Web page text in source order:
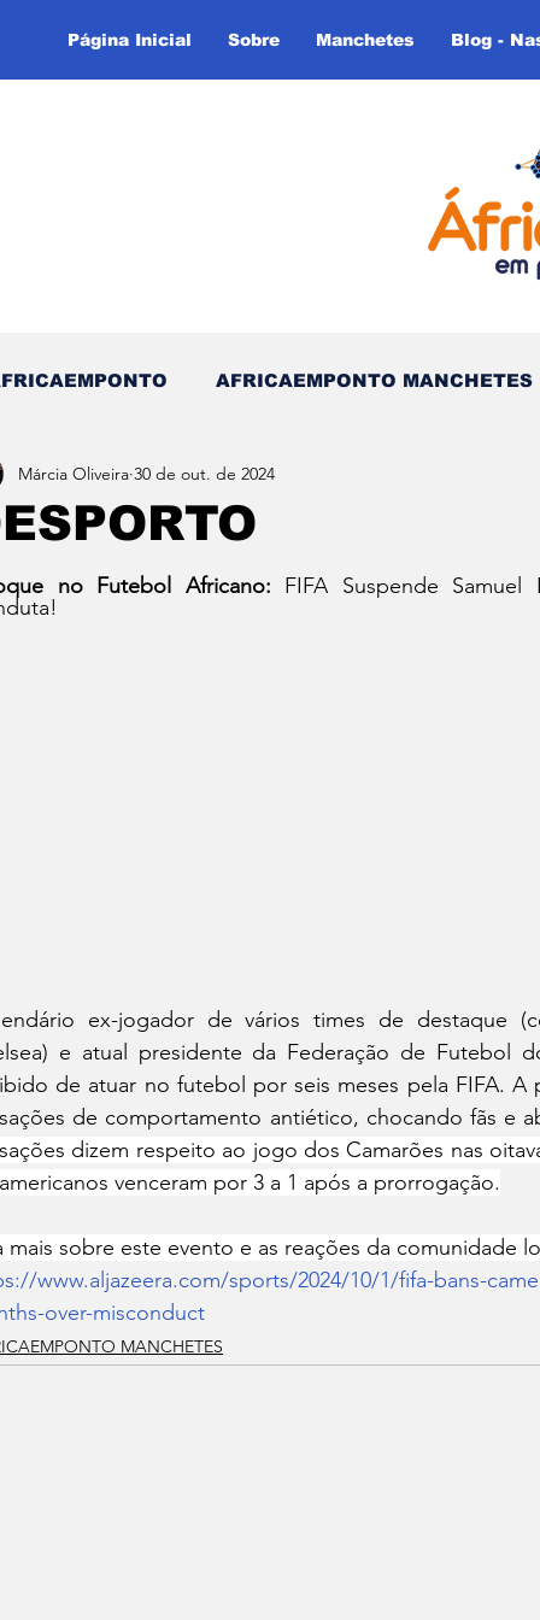
Página Inicial Sobre Manchetes Blog -
AFRICAEMPONTO MANCHETES
do Tempo - (Blog) Nas linhas do Tempo (Blog -
Márcia Oliveira 30 de out. de 2024
no Futebol Africano: FIFA Suspende
ex-jogador de vários times de destaque
e atual presidente da Federação de Futebol
de atuar no futebol por seis meses pela FIFA. A
de comportamento antiético, chocando fãs e
dizem respeito ao jogo dos Camarões nas
venceram por 3 a 1 após a prorrogação.
mais sobre este evento e as reações da comunidade
www.aljazeera.com/sports/2024/10/1/fifa-bans-
over-misconduct
MANCHETES